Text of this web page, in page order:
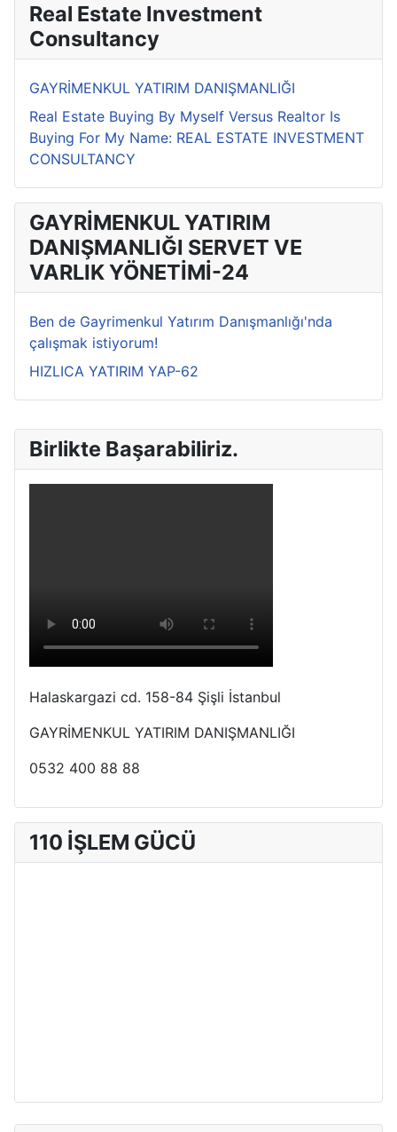
Birlikte Başarabiliriz.
Halaskargazi cd. 158-84 Şişli İstanbul
GAYRİMENKUL YATIRIM DANIŞMANLIĞI
0532 400 88 88
110 İŞLEM GÜCÜ
Real Estate Investment
Consultancy
GAYRİMENKUL YATIRIM DANIŞMANLIĞI
Real Estate Buying By Myself Versus Realtor Is
Buying For My Name: REAL ESTATE INVESTMENT
CONSULTANCY
GAYRİMENKUL YATIRIM
DANIŞMANLIĞI SERVET VE
VARLIK YÖNETİMİ-24
Ben de Gayrimenkul Yatırım Danışmanlığı'nda
çalışmak istiyorum!
HIZLICA YATIRIM YAP-62